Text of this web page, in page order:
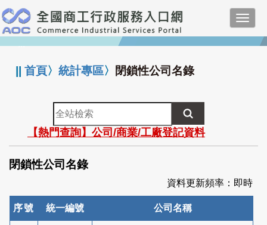
跳
到
主
要
:::
||首頁〉統計專區〉 閉鎖性公司名錄
全
站
檢
索
【熱門查詢】公司/商業/工廠登記資料
閉鎖性公司名錄
資料更新頻率：即時
序號 統一編號 公司名稱